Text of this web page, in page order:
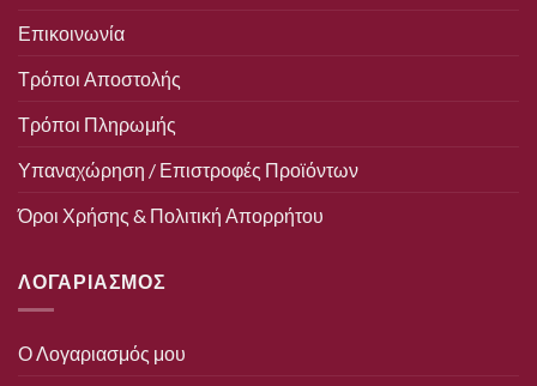
Επικοινωνία
Τρόποι Αποστολής
Τρόποι Πληρωμής
Υπαναχώρηση / Επιστροφές Προϊόντων
Όροι Χρήσης & Πολιτική Απορρήτου
ΛΟΓΑΡΙΑΣΜΟΣ
Ο Λογαριασμός μου